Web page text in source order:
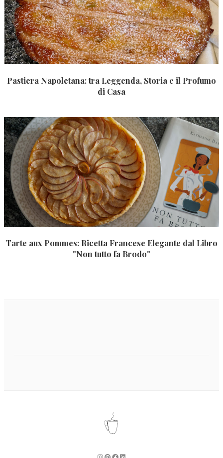
Pastiera Napoletana: tra Leggenda, Storia e il Profumo
di Casa
Tarte aux Pommes: Ricetta Francese Elegante dal Libro
"Non tutto fa Brodo"